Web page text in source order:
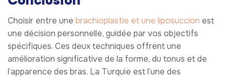
Choisir entre une brachioplastie et une liposuccion est
une décision personnelle, guidée par vos objectifs
spécifiques. Ces deux techniques offrent une
amélioration significative de la forme, du tonus et de
l’apparence des bras. La Turquie est l’une des